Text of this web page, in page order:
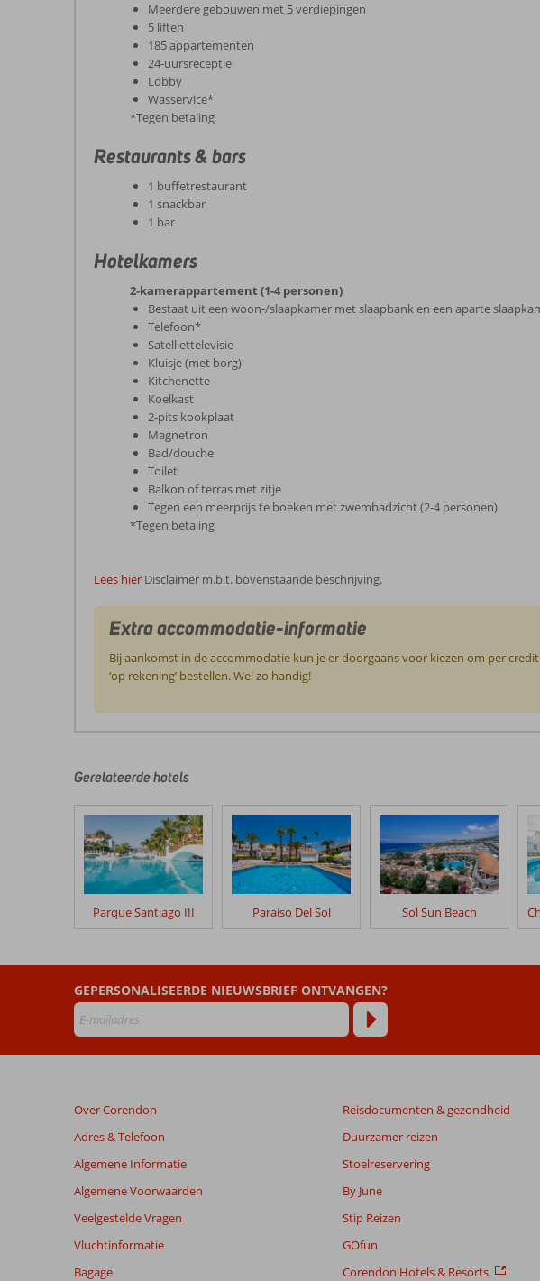
Meerdere gebouwen met 5 verdiepingen
5 liften
185 appartementen
24-uursreceptie
Lobby
Wasservice*
*Tegen betaling
Restaurants & bars
1 buffetrestaurant
1 snackbar
1 bar
Hotelkamers
2-kamerappartement (1-4 personen)
Bestaat uit een woon-/slaapkamer met slaapbank en een aparte
Telefoon*
Satelliettelevisie
Kluisje (met borg)
Kitchenette
Koelkast
2-pits kookplaat
Magnetron
Bad/douche
Toilet
Balkon of terras met zitje
Tegen een meerprijs te boeken met zwembadzicht (2-4 personen)
*Tegen betaling
Lees hier Disclaimer m.b.t. bovenstaande beschrijving.
Extra accommodatie-informatie
Bij aankomst in de accommodatie kun je er doorgaans voor kiezen om per
‘op rekening’ bestellen. Wel zo handig!
door
klanten
geschreven
na
hun
verblijf
Laguna
&
Beoordelingen
zijn
48
maanden
niet
meer
om
Gerelateerde hotels
Parque Santiago III Paraiso Del Sol Sol Sun Beach
GEPERSONALISEERDE NIEUWSBRIEF ONTVANGEN?
Over Corendon
Adres & Telefoon
Algemene Informatie
Algemene Voorwaarden
Veelgestelde Vragen
Vluchtinformatie
Bagage
Reisdocumenten & gezondheid
Duurzamer reizen
Stoelreservering
By June
Stip Reizen
GOfun
Corendon Hotels & Resorts